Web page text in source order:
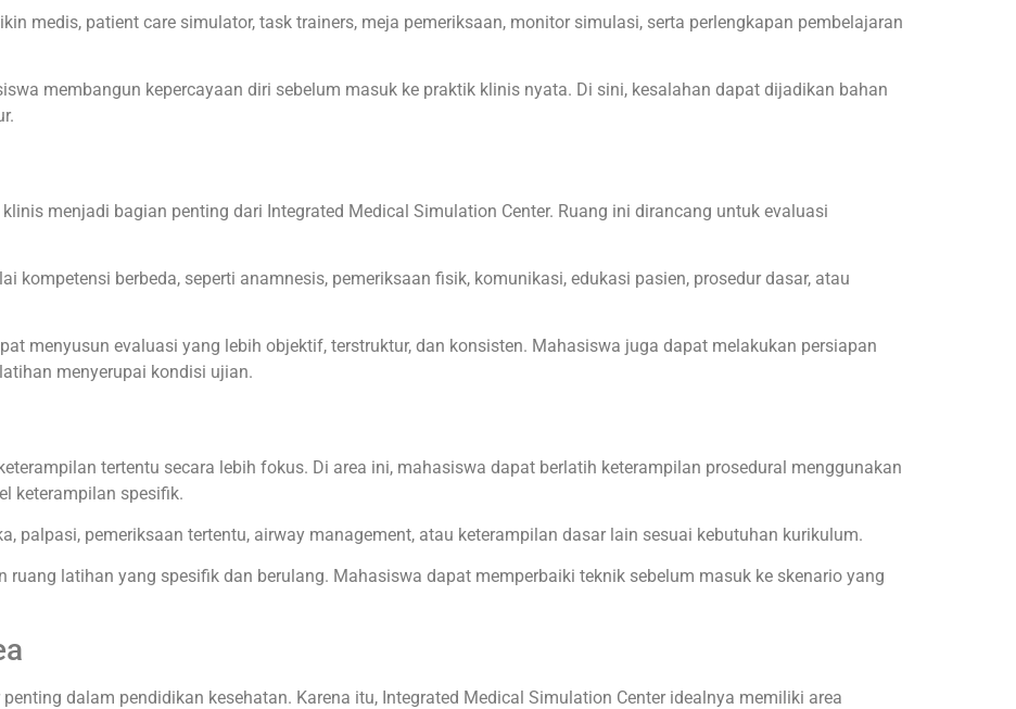
medis, patient care simulator, task trainers, meja pemeriksaan, monitor simulasi, serta perlengkapan pembelajaran
membangun kepercayaan diri sebelum masuk ke praktik klinis nyata. Di sini, kesalahan dapat dijadikan bahan
menjadi bagian penting dari Integrated Medical Simulation Center. Ruang ini dirancang untuk evaluasi
kompetensi berbeda, seperti anamnesis, pemeriksaan fisik, komunikasi, edukasi pasien, prosedur dasar, atau
menyusun evaluasi yang lebih objektif, terstruktur, dan konsisten. Mahasiswa juga dapat melakukan persiapan
menyerupai kondisi ujian.
tertentu secara lebih fokus. Di area ini, mahasiswa dapat berlatih keterampilan prosedural menggunakan
keterampilan spesifik.
palpasi, pemeriksaan tertentu, airway management, atau keterampilan dasar lain sesuai kebutuhan kurikulum.
ruang latihan yang spesifik dan berulang. Mahasiswa dapat memperbaiki teknik sebelum masuk ke skenario yang
dalam pendidikan kesehatan. Karena itu, Integrated Medical Simulation Center idealnya memiliki area